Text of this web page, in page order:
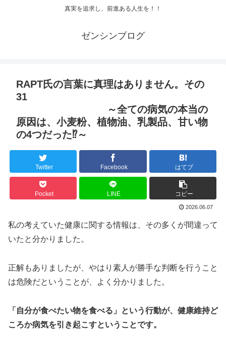
真実を追求し、前進ある人生を！！
ゼンシンブログ
RAPT氏の言葉に真理はありません。その
31
～全ての病気の本当の
原因は、小麦粉、植物油、乳製品、甘い物
の4つだった⁉～
Twitter Facebook はてブ
Pocket LINE コピー
2026.06.07
私の考えていた健康に関する情報は、その多くが間違って
いたと分かりました。
正解もありましたが、やはり素人が勝手な判断を行うこと
は危険だということが、よく分かりました。
「自分が食べたい物を食べる」という行動が、健康維持ど
ころか病気を引き起こすということです。